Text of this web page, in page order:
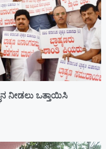
ನೀಡಲು ಒತ್ತಾಯಿಸಿ